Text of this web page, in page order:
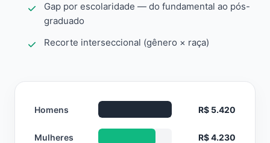
Gap por escolaridade — do fundamental ao pós-
graduado
Recorte interseccional (gênero × raça)
Homens R$ 5.420
Mulheres R$ 4.230